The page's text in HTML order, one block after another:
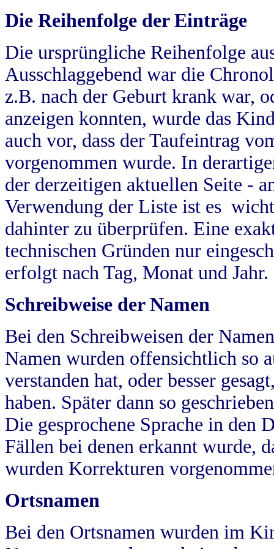
Die Reihenfolge der Einträge
Die ursprüngliche Reihenfolge
Ausschlaggebend war die
z.B. nach der Geburt krank war,
anzeigen konnten, wurde das
auch vor, dass der Taufeintrag
vorgenommen wurde. In
der derzeitigen aktuellen Seite -
Verwendung der Liste ist es
dahinter zu überprüfen. Eine
technischen Gründen nur
erfolgt nach Tag, Monat und Jahr.
Schreibweise der Namen
Bei den Schreibweisen der
Namen wurden offensichtlich so
verstanden hat, oder besser
haben. Später dann so
Die gesprochene Sprache in
Fällen bei denen erkannt wurde,
wurden Korrekturen
Ortsnamen
Bei den Ortsnamen wurden im